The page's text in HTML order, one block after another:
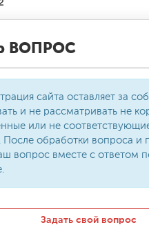
О доступной среде
ВОПРОС
сайта оставляет за
и не рассматривать не
или не
После обработки вопроса и
вопрос вместе с ответом
Задать свой вопрос